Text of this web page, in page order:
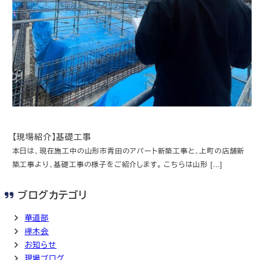
【現場紹介】基礎工事
本日は、現在施工中の山形市青田のアパート新築工事と、上町の店舗新
築工事より、基礎工事の様子をご紹介します。 こちらは山形 […]
ブログカテゴリ
華道部
欅木会
お知らせ